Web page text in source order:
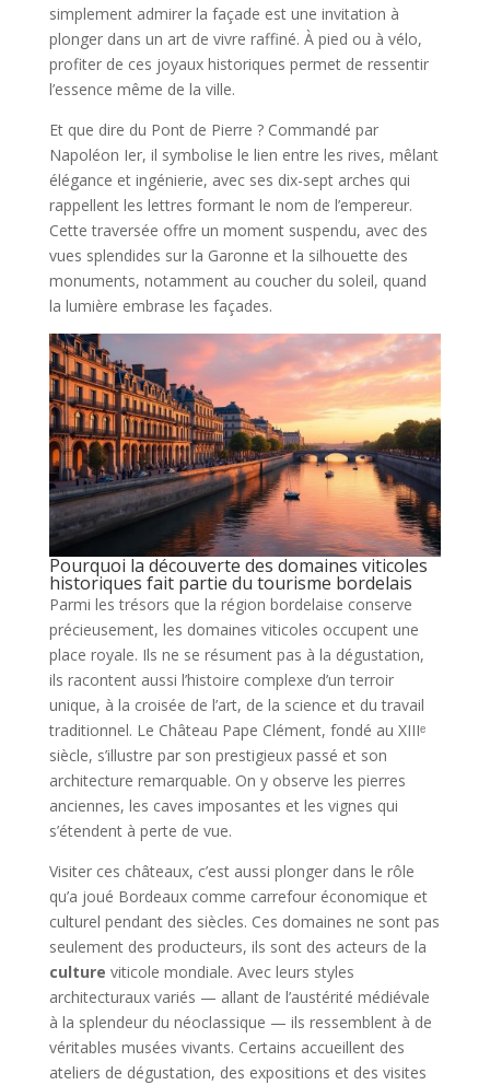
simplement admirer la façade est une invitation à
plonger dans un art de vivre raffiné. À pied ou à vélo,
profiter de ces joyaux historiques permet de ressentir
l’essence même de la ville.
Et que dire du Pont de Pierre ? Commandé par
Napoléon Ier, il symbolise le lien entre les rives, mêlant
élégance et ingénierie, avec ses dix-sept arches qui
rappellent les lettres formant le nom de l’empereur.
Cette traversée offre un moment suspendu, avec des
vues splendides sur la Garonne et la silhouette des
monuments, notamment au coucher du soleil, quand
la lumière embrase les façades.
Pourquoi la découverte des domaines viticoles
historiques fait partie du tourisme bordelais
Parmi les trésors que la région bordelaise conserve
précieusement, les domaines viticoles occupent une
place royale. Ils ne se résument pas à la dégustation,
ils racontent aussi l’histoire complexe d’un terroir
unique, à la croisée de l’art, de la science et du travail
traditionnel. Le Château Pape Clément, fondé au XIIIᵉ
siècle, s’illustre par son prestigieux passé et son
architecture remarquable. On y observe les pierres
anciennes, les caves imposantes et les vignes qui
s’étendent à perte de vue.
Visiter ces châteaux, c’est aussi plonger dans le rôle
qu’a joué Bordeaux comme carrefour économique et
culturel pendant des siècles. Ces domaines ne sont pas
seulement des producteurs, ils sont des acteurs de la
culture viticole mondiale. Avec leurs styles
architecturaux variés — allant de l’austérité médiévale
à la splendeur du néoclassique — ils ressemblent à de
véritables musées vivants. Certains accueillent des
ateliers de dégustation, des expositions et des visites